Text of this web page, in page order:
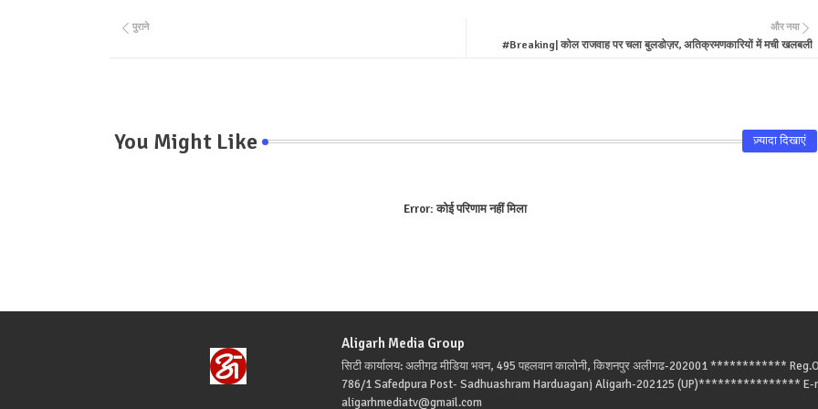
और नया
#Breaking| कोल राजवाह पर चला बुलडोज़र, अतिक्रमणकारियों में मची खलबली
पुराने
You Might Like ज़्यादा दिखाएं
Error:कोई परिणाम नहीं मिला
Aligarh Media Group
सिटी कार्यालय: अलीगढ मीडिया भवन, 495 पहलवान कालोनी, किशनपुर अलीगढ-202001 ************
786/1 Safedpura Post- Sadhuashram Harduaganj Aligarh-202125 (UP)**************** E-
aligarhmediatv@gmail.com